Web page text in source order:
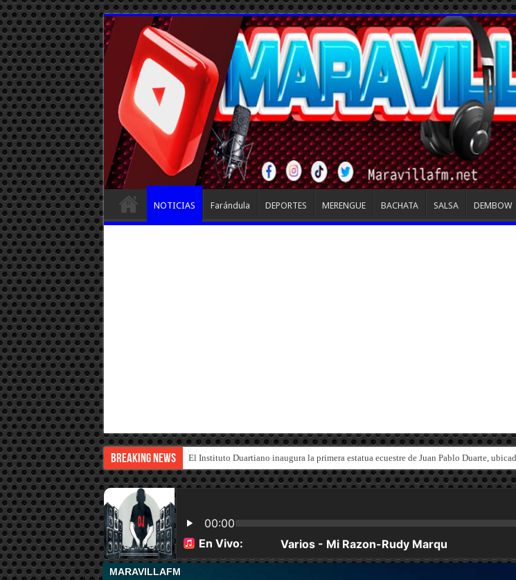
NOTICIAS Farándula DEPORTES MERENGUE BACHATA SALSA DEMBOW
Breaking News El Instituto Duartiano inaugura la primera estatua ecuestre de Juan Pablo Duarte,